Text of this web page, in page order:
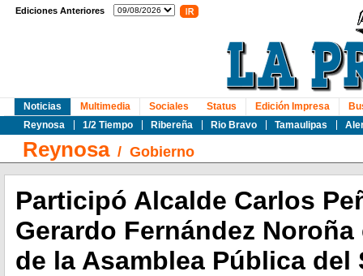
Ediciones Anteriores
Noticias
Reynosa
1/2 Tiempo Ribereña Rio Bravo Tamaulipas
Multimedia Sociales Status Edición Impresa
Reynosa/ Gobierno
Participó Alcalde Carlos
Gerardo Fernández
de la Asamblea Pública del